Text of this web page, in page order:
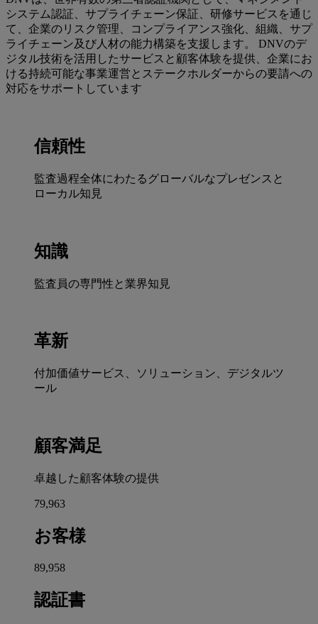
システム認証、サプライチェーン保証、研修サービスを通じ
て、企業のリスク管理、コンプライアンス強化、組織、サプ
ライチェーン及び人材の能力構築を支援します。 DNVのデ
ジタル技術を活用したサービスと顧客体験を提供、企業にお
ける持続可能な事業運営とステークホルダーからの要請への
対応をサポートしています
信頼性
監査過程全体にわたるグローバルなプレゼンスと
ローカル知見
知識
監査員の専門性と業界知見
革新
付加価値サービス、ソリューション、デジタルツ
ール
顧客満足
卓越した顧客体験の提供
80,000
お客様
90,000
認証書